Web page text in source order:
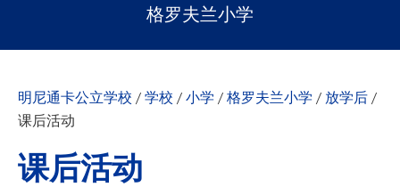
格罗夫兰小学
明尼通卡公立学校 /学校 /小学 /格罗夫兰小学 / 放学后/
课后活动
课后活动